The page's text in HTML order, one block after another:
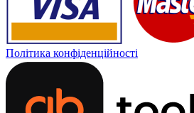
Політика конфіденційності